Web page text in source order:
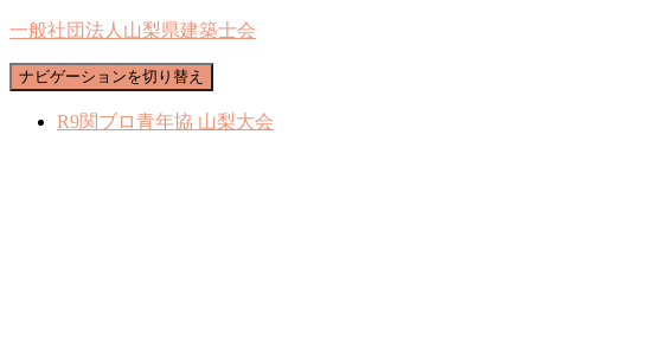
一般社団法人山梨県建築士会
ナビゲーションを切り替え
R9関ブロ青年協 山梨大会